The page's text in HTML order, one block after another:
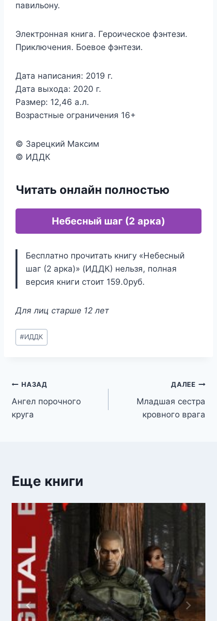
павильону.
Электронная книга. Героическое фэнтези.
Приключения. Боевое фэнтези.
Дата написания: 2019 г.
Дата выхода: 2020 г.
Размер: 12,46 а.л.
Возрастные ограничения 16+
© Зарецкий Максим
© ИДДК
Читать онлайн полностью
Небесный шаг (2 арка)
Бесплатно прочитать книгу «Небесный
шаг (2 арка)» (ИДДК) нельзя, полная
версия книги стоит 159.0руб.
Для лиц старше 12 лет
Метки
записи:
#ИДДК
Навигация
по
НАЗАД
Ангел порочного
круга
ДАЛЕЕ
Младшая сестра
кровного врага
Еще книги